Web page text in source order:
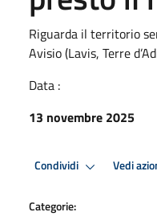
Riguarda il territorio
Avisio (Lavis, Terre
Data :
13 novembre 2025
Condividi Vedi
Categorie: